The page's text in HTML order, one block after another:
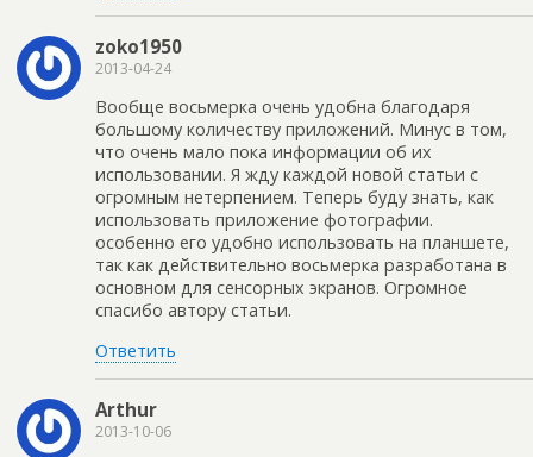
zoko1950
2013-04-24
Вообще восьмерка очень удобна благодаря
большому количеству приложений. Минус в том,
что очень мало пока информации об их
использовании. Я жду каждой новой статьи с
огромным нетерпением. Теперь буду знать, как
использовать приложение фотографии.
особенно его удобно использовать на планшете,
так как действительно восьмерка разработана в
основном для сенсорных экранов. Огромное
спасибо автору статьи.
Ответить
Arthur
2013-10-06